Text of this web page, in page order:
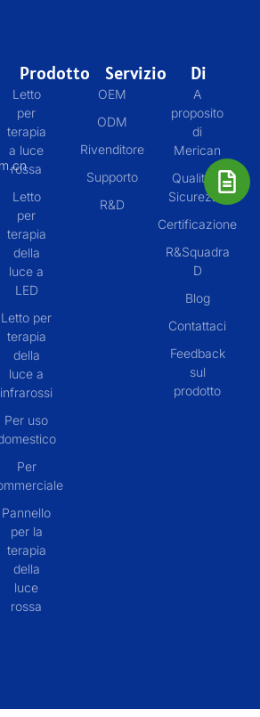
Prodotto
Letto
per
terapia
a luce
rossa
Letto
per
terapia
della
luce a
LED
Letto per
terapia
della
luce a
infrarossi
Per uso
Per
Pannello
per la
terapia
della
luce
rossa
Servizio
OEM
ODM
Rivenditore
Supporto
R&D
Di
A
proposito
di
Merican
Qualità &
Sicurezza
Certificazione
R&Squadra
D
Blog
Contattaci
Feedback
sul
prodotto